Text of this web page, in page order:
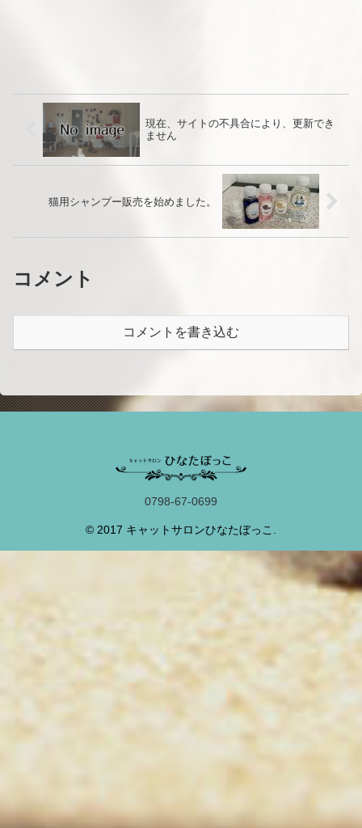
現在、サイトの不具合により、更新でき
ません
猫用シャンプー販売を始めました。
コメント
コメントを書き込む
0798-67-0699
© 2017 キャットサロンひなたぼっこ.